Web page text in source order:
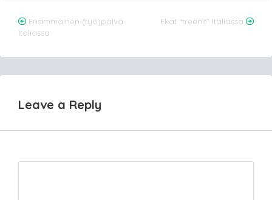
Post
navigation
Ensimmäinen (työ)päivä
Italiassa
Ekat “treenit” Italiassa
Leave a Reply